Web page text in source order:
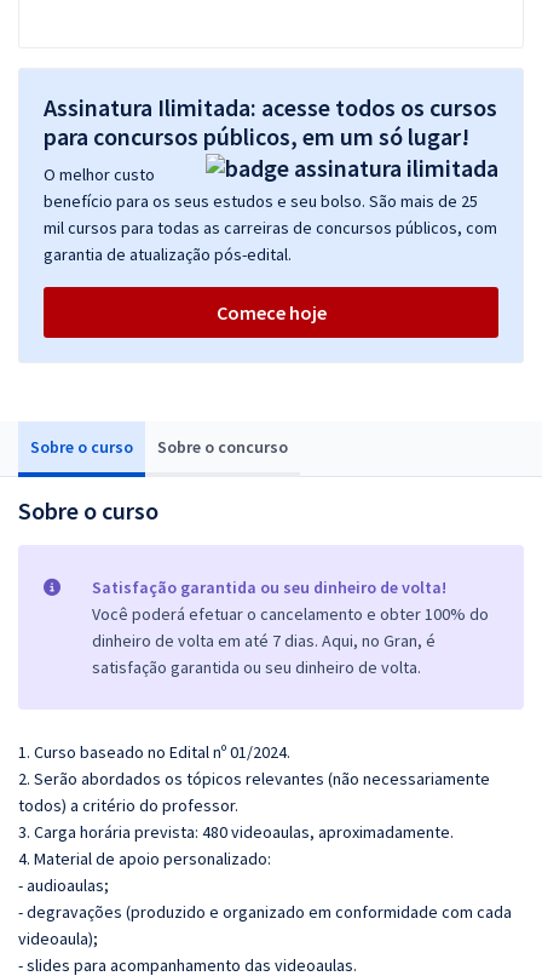
Sobre o curso Sobre o concurso
Sobre o curso
Satisfação garantida ou seu dinheiro de volta!
Você poderá efetuar o cancelamento e obter 100% do
dinheiro de volta em até 7 dias. Aqui, no Gran, é
satisfação garantida ou seu dinheiro de volta.
1. Curso baseado no Edital nº 01/2024.
2. Serão abordados os tópicos relevantes (não necessariamente
todos) a critério do professor.
3. Carga horária prevista: 480 videoaulas, aproximadamente.
4. Material de apoio personalizado:
- audioaulas;
- degravações (produzido e organizado em conformidade com cada
videoaula);
- slides para acompanhamento das videoaulas.
Assinatura Ilimitada: acesse todos os cursos
para concursos públicos, em um só lugar!
O melhor custo
benefício para os seus estudos e seu bolso. São mais de 25
mil cursos para todas as carreiras de concursos públicos, com
garantia de atualização pós-edital.
Comece hoje